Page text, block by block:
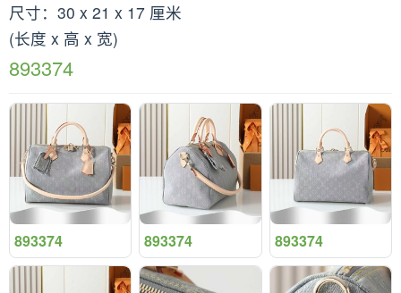
尺寸：30 x 21 x 17 厘米
(长度 x 高 x 宽)
893374
893374 893374 893374